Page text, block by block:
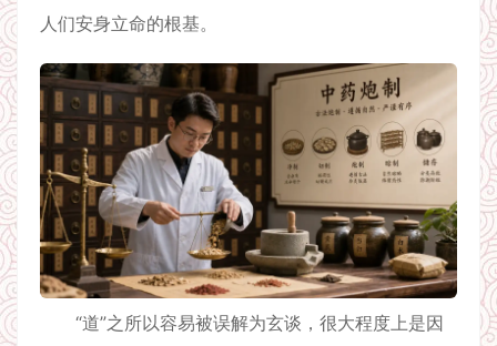
人们安身立命的根基。
“道”之所以容易被误解为玄谈，很大程度上是因